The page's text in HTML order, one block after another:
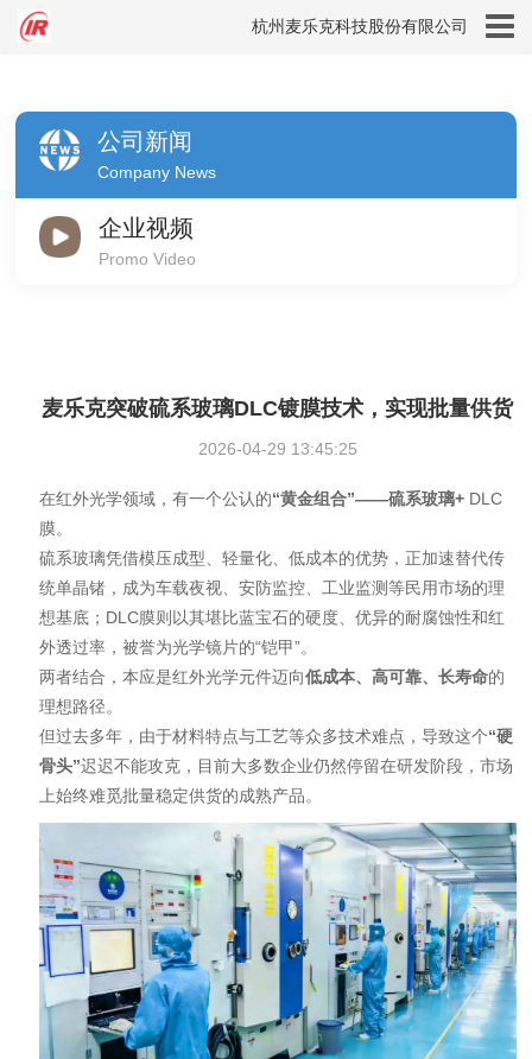
杭州麦乐克科技股份有限公司
公司新闻
Company News
企业视频
Promo Video
麦乐克突破硫系玻璃DLC镀膜技术，实现批量供货
2026-04-29 13:45:25
在红外光学领域，有一个公认的“黄金组合”——硫系玻璃+ DLC
膜。
硫系玻璃凭借模压成型、轻量化、低成本的优势，正加速替代传
统单晶锗，成为车载夜视、安防监控、工业监测等民用市场的理
想基底；DLC膜则以其堪比蓝宝石的硬度、优异的耐腐蚀性和红
外透过率，被誉为光学镜片的“铠甲”。
两者结合，本应是红外光学元件迈向低成本、高可靠、长寿命的
理想路径。
但过去多年，由于材料特点与工艺等众多技术难点，导致这个“硬
骨头”迟迟不能攻克，目前大多数企业仍然停留在研发阶段，市场
上始终难觅批量稳定供货的成熟产品。